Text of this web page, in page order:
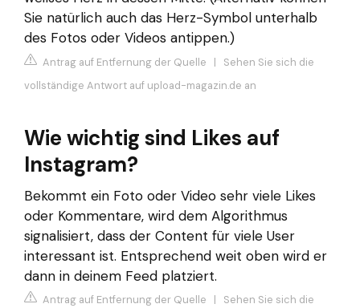
Sie natürlich auch das Herz-Symbol unterhalb
des Fotos oder Videos antippen.)
Antrag auf Entfernung der Quelle | Sehen Sie sich die
vollständige Antwort auf upload-magazin.de an
Wie wichtig sind Likes auf
Instagram?
Bekommt ein Foto oder Video sehr viele Likes
oder Kommentare, wird dem Algorithmus
signalisiert, dass der Content für viele User
interessant ist. Entsprechend weit oben wird er
dann in deinem Feed platziert.
Antrag auf Entfernung der Quelle | Sehen Sie sich die